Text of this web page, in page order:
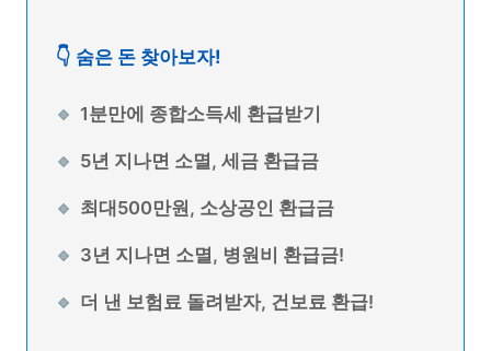
👇 숨은 돈 찾아보자!
1분만에 종합소득세 환급받기
5년 지나면 소멸, 세금 환급금
최대500만원, 소상공인 환급금
3년 지나면 소멸, 병원비 환급금!
더 낸 보험료 돌려받자, 건보료 환급!